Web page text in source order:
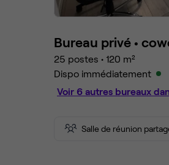
Bureau privé •
25 postes • 120 m²
Dispo immédiatement
Voir 6 autres bureaux
Salle de réunion